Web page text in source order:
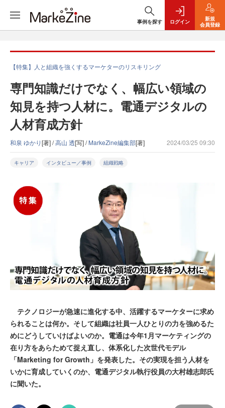
事例を探す ログイン
新規
会員登録
【特集】人と組織を強くするマーケターのリスキリング
専門知識だけでなく、幅広い領域の
知見を持つ人材に。電通デジタルの
人材育成方針
和泉 ゆかり[著] /高山 透[写] /MarkeZine編集部[著] 2024/03/25 09:30
キャリア インタビュー／事例 組織戦略
テクノロジーが急速に進化する中、活躍するマーケターに求め
られることは何か。そして組織は社員一人ひとりの力を強めるた
めにどうしていけばよいのか。電通は今年1月マーケティングの
在り方をあらためて捉え直し、体系化した次世代モデル
「Marketing for Growth」を発表した。その実現を担う人材を
いかに育成していくのか、電通デジタル執行役員の大村雄志郎氏
に聞いた。